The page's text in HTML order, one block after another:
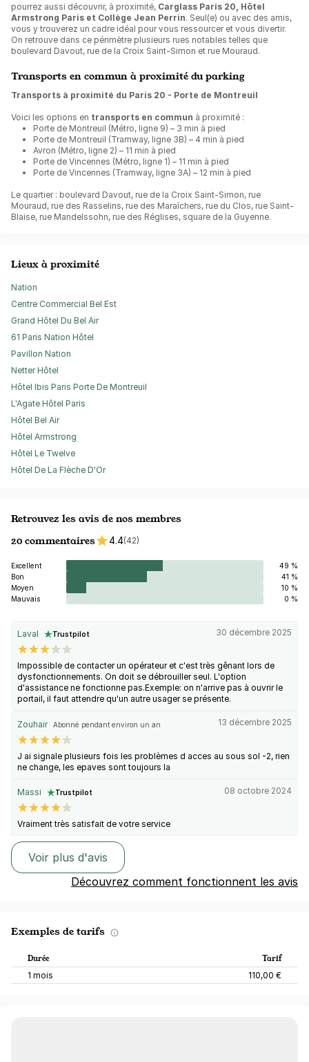
pourrez aussi découvrir, à proximité, Carglass Paris 20, Hôtel
Armstrong Paris et Collège Jean Perrin. Seul(e) ou avec des amis,
vous y trouverez un cadre idéal pour vous ressourcer et vous divertir.
On retrouve dans ce périmètre plusieurs rues notables telles que
boulevard Davout, rue de la Croix Saint-Simon et rue Mouraud.
Transports en commun à proximité du parking
Transports à proximité du Paris 20 - Porte de Montreuil
Voici les options en transports en commun à proximité :
Porte de Montreuil (Métro, ligne 9) – 3 min à pied
Porte de Montreuil (Tramway, ligne 3B) – 4 min à pied
Avron (Métro, ligne 2) – 11 min à pied
Porte de Vincennes (Métro, ligne 1) – 11 min à pied
Porte de Vincennes (Tramway, ligne 3A) – 12 min à pied
Le quartier : boulevard Davout, rue de la Croix Saint-Simon, rue
Mouraud, rue des Rasselins, rue des Maraîchers, rue du Clos, rue Saint-
Blaise, rue Mandelssohn, rue des Réglises, square de la Guyenne.
Lieux à proximité
Nation
Centre Commercial Bel Est
Grand Hôtel Du Bel Air
61 Paris Nation Hôtel
Pavillon Nation
Netter Hôtel
Hôtel Ibis Paris Porte De Montreuil
L'Agate Hôtel Paris
Hôtel Bel Air
Hôtel Armstrong
Hôtel Le Twelve
Hôtel De La Flèche D'Or
Retrouvez les avis de nos membres
20 commentaires
4.4(42)
Excellent
49 %
Bon
41 %
Moyen
10 %
Mauvais
0 %
Laval Trustpilot 30 décembre 2025
Impossible de contacter un opérateur et c'est très gênant lors de
dysfonctionnements. On doit se débrouiller seul. L'option
d'assistance ne fonctionne pas.Exemple: on n'arrive pas à ouvrir le
portail, il faut attendre qu'un autre usager se présente.
Zouhair Abonné pendant environ un an 13 décembre 2025
J ai signale plusieurs fois les problèmes d acces au sous sol -2, rien
ne change, les epaves sont toujours la
Massi Trustpilot 08 octobre 2024
Vraiment très satisfait de votre service
Voir plus d'avis
Découvrez comment fonctionnent les avis
Exemples de tarifs
Durée Tarif
1 mois 110,00 €